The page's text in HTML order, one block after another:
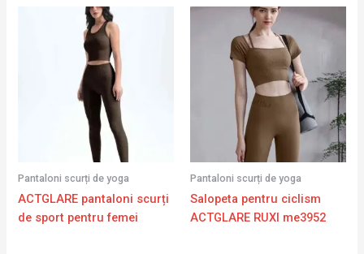
Pantaloni scurți de yoga
ACTGLARE pantaloni scurți
de sport pentru femei
Pantaloni scurți de yoga
Salopeta pentru ciclism
ACTGLARE RUXI me3952